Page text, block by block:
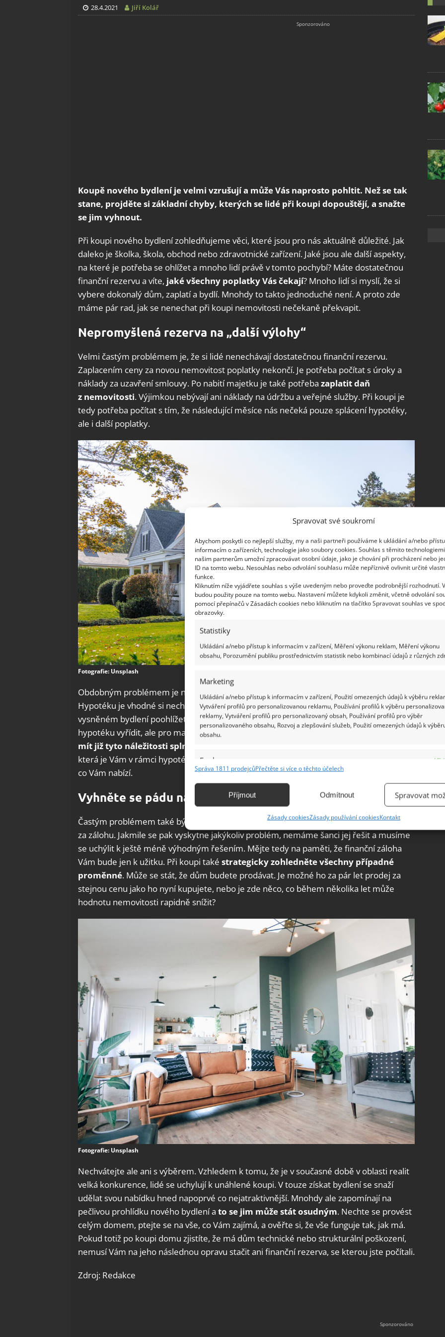
Spravovat své soukromí
Abychom poskytli co nejlepší služby, my a naši partneři používáme k ukládání a/nebo
informacím o zařízeních, technologie jako soubory cookies. Souhlas s těmito
našim partnerům umožní zpracovávat osobní údaje, jako je chování při procházení nebo
ID na tomto webu. Nesouhlas nebo odvolání souhlasu může nepříznivě ovlivnit určité
funkce.
Kliknutím níže vyjádřete souhlas s výše uvedeným nebo proveďte podrobnější rozhodnutí.
budou použity pouze na tomto webu. Nastavení můžete kdykoli změnit, včetně odvolání
pomocí přepínačů v Zásadách cookies nebo kliknutím na tlačítko Spravovat souhlas ve
obrazovky.
Statistiky
Ukládání a/nebo přístup k informacím v zařízení, Měření výkonu reklam, Měření výkonu
obsahu, Porozumění publiku prostřednictvím statistik nebo kombinací údajů z různých
Marketing
Ukládání a/nebo přístup k informacím v zařízení, Použití omezených údajů k výběru
Vytváření profilů pro personalizovanou reklamu, Používání profilů k výběru
reklamy, Vytváření profilů pro personalizovaný obsah, Používání profilů pro výběr
personalizovaného obsahu, Rozvoj a zlepšování služeb, Použití omezených údajů k
obsahu.
Funkce
Identifikace zařízení na základě automaticky přenášených informací.
základě aktivně vyžádaných informací.
Zajištění bezpečnosti, předcházení a zjišťování podvodů a
odstraňování chyb, Poskytování a zobrazování reklamy a obsahu,
Ukládání a sdělování voleb ochrany osobních údajů.
Správa 1811 prodejcůPřečtěte si více o těchto účelech
Příjmout Odmítnout Spravovat
Zásady cookiesZásady používání cookiesKontakt
28.4.2021 Jiří Kolář
Koupě nového bydlení je velmi vzrušují a může Vás naprosto pohltit. Než se tak
stane, projděte si základní chyby, kterých se lidé při koupi dopouštějí, a snažte
se jim vyhnout.
Při koupi nového bydlení zohledňujeme věci, které jsou pro nás aktuálně důležité. Jak
daleko je školka, škola, obchod nebo zdravotnické zařízení. Jaké jsou ale další aspekty,
na které je potřeba se ohlížet a mnoho lidí právě v tomto pochybí? Máte dostatečnou
finanční rezervu a víte, jaké všechny poplatky Vás čekají? Mnoho lidí si myslí, že si
vybere dokonalý dům, zaplatí a bydlí. Mnohdy to takto jednoduché není. A proto zde
máme pár rad, jak se nenechat při koupi nemovitosti nečekaně překvapit.
Nepromyšlená rezerva na „další výlohy“
Velmi častým problémem je, že si lidé nenechávají dostatečnou finanční rezervu.
Zaplacením ceny za novou nemovitost poplatky nekončí. Je potřeba počítat s úroky a
náklady za uzavření smlouvy. Po nabití majetku je také potřeba zaplatit daň
z nemovitosti. Výjimkou nebývají ani náklady na údržbu a veřejné služby. Při koupi je
tedy potřeba počítat s tím, že následující měsíce nás nečeká pouze splácení hypotéky,
ale i další poplatky.
Fotografie: Unsplash
Obdobným problémem je nevyřízení hypotéky s dostatečnou časovou rezervou.
Hypotéku je vhodné si nechat předem schválit ještě předtím, než se začneme po
vysněném bydlení poohlížet. Pomůže Vám to nejen v porovnání, kde je nejvýhodnější si
hypotéku vyřídit, ale pro majitele nemovitosti budete serióznější kupec,
pokud budete
mít již tyto náležitosti splněné
která je Vám v rámci hypotéky poskytnuta. Projděte si i konkurenční firmy a porovnejte,
co Vám nabízí.
Vyhněte se pádu na 0 Kč a koupi zajíce v pytli
Častým problémem také bývá, že ve vidině nižších splátek, utratíme veškeré své úspory
za zálohu. Jakmile se pak vyskytne jakýkoliv problém, nemáme šanci jej řešit a musíme
se uchýlit k ještě méně výhodným řešením. Mějte tedy na paměti, že finanční záloha
Vám bude jen k užitku. Při koupi také strategicky zohledněte všechny případné
proměnné. Může se stát, že dům budete prodávat. Je možné ho za pár let prodej za
stejnou cenu jako ho nyní kupujete, nebo je zde něco, co během několika let může
hodnotu nemovitosti rapidně snížit?
Fotografie: Unsplash
Nechvátejte ale ani s výběrem. Vzhledem k tomu, že je v současné době v oblasti realit
velká konkurence, lidé se uchylují k unáhlené koupi. V touze získat bydlení se snaží
udělat svou nabídku hned napoprvé co nejatraktivnější. Mnohdy ale zapomínají na
pečlivou prohlídku nového bydlení a to se jim může stát osudným. Nechte se provést
celým domem, ptejte se na vše, co Vám zajímá, a ověřte si, že vše funguje tak, jak má.
Pokud totiž po koupi domu zjistíte, že má dům technické nebo strukturální poškození,
nemusí Vám na jeho následnou opravu stačit ani finanční rezerva, se kterou jste počítali.
Zdroj: Redakce